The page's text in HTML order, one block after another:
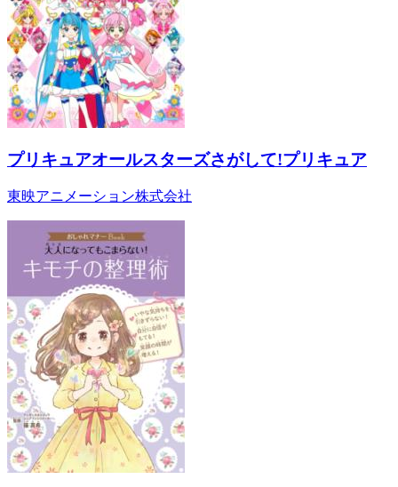
プリキュアオールスターズさがして!プリキュア
東映アニメーション株式会社